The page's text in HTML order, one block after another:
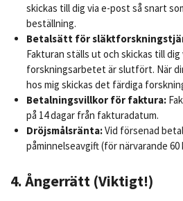
skickas till dig via e-post så snart
beställning.
Betalsätt för
Fakturan ställs ut och skickas till
forskningsarbetet är slutfört. När
hos mig skickas det färdiga
Betalningsvillkor för faktura:
på 14 dagar från fakturadatum.
Dröjsmålsränta:Vid försenad
påminnelseavgift (för närvarande 60
4. Ångerrätt (Viktigt!)